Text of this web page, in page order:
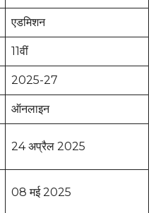
एडमिशन
11वीं
2025-27
ऑनलाइन
24 अप्रैल 2025
08 मई 2025